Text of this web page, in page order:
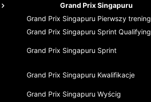
Grand Prix Singapuru
Grand Prix Singapuru Pierwszy trening
Grand Prix Singapuru Sprint Qualifying
Grand Prix Singapuru Sprint
Grand Prix Singapuru Kwalifikacje
Grand Prix Singapuru Wyścig